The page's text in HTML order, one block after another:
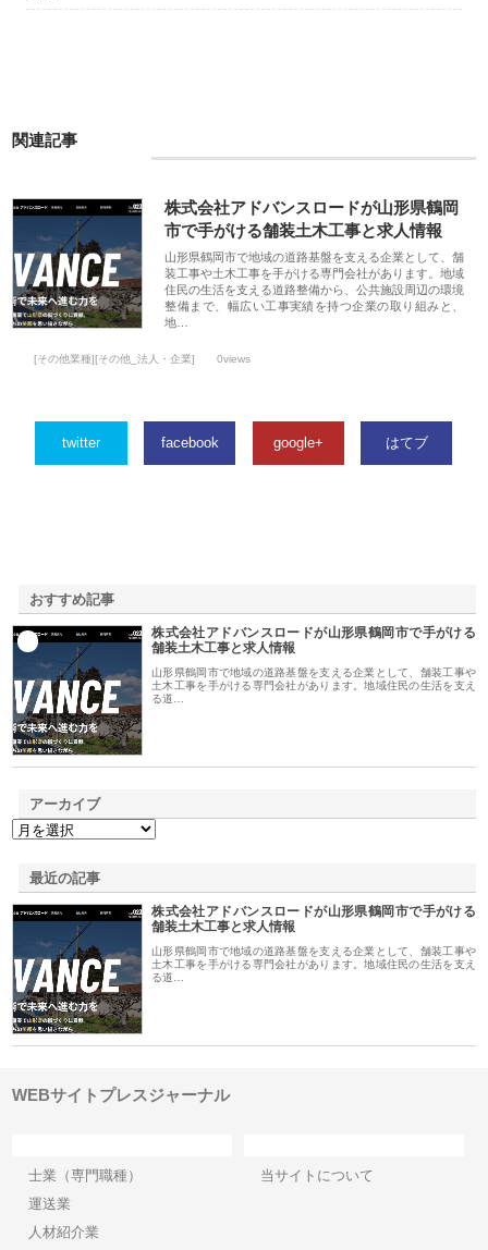
関連記事
株式会社アドバンスロードが山形県鶴岡
市で手がける舗装土木工事と求人情報
山形県鶴岡市で地域の道路基盤を支える企業として、舗
装工事や土木工事を手がける専門会社があります。地域
住民の生活を支える道路整備から、公共施設周辺の環境
整備まで、幅広い工事実績を持つ企業の取り組みと、
地…
[その他業種][その他_法人・企業] 0views
twitter facebook google+ はてブ
おすすめ記事
株式会社アドバンスロードが山形県鶴岡市で手がける
舗装土木工事と求人情報
山形県鶴岡市で地域の道路基盤を支える企業として、舗装工事や
土木工事を手がける専門会社があります。地域住民の生活を支え
る道…
アーカイブ
最近の記事
株式会社アドバンスロードが山形県鶴岡市で手がける
舗装土木工事と求人情報
山形県鶴岡市で地域の道路基盤を支える企業として、舗装工事や
土木工事を手がける専門会社があります。地域住民の生活を支え
る道…
WEBサイトプレスジャーナル
士業（専門職種）
運送業
人材紹介業
当サイトについて